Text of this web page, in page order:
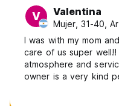
V Valentina
Mujer, 31-40,
I was with my mom
care of us super
atmosphere and service!
owner is a very kind
installation of the
comfort and